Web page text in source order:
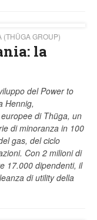
(THÜGA GROUP)
la
del Power to
Hennig,
di Thüga, un
di minoranza in 100
gas, del ciclo
Con 2 milioni di
17.000 dipendenti, il
di utility della